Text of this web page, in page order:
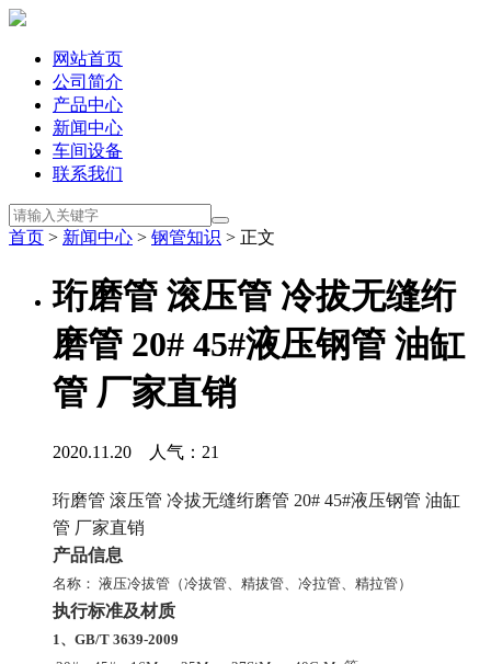
网站首页
公司简介
产品中心
新闻中心
车间设备
联系我们
首页 > 新闻中心 > 钢管知识 > 正文
珩磨管 滚压管 冷拔无缝绗
磨管 20# 45#液压钢管 油缸
管 厂家直销
2020.11.20 人气： 21
珩磨管 滚压管 冷拔无缝绗磨管 20# 45#液压钢管 油缸
管 厂家直销
产品信息
名称： 液压冷拔管（冷拔管、精拔管、冷拉管、精拉管）
执行标准及材质
1、GB/T 3639-2009